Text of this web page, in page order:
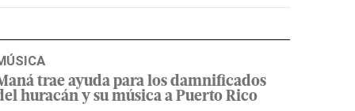
trae ayuda para los damnificados
huracán y su música a Puerto Rico